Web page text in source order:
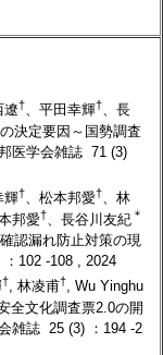
遼†、平田幸輝†、長
決定要因～国勢調査
医学会雑誌 71 (3)
輝†、松本邦愛†、林
邦愛† 、長谷川友紀 ＊
認漏れ防止対策の現
102 -108 , 2024
†, 林凌甫†, Wu Yinghu
全文化調査票2.0の開
雑誌 25 (3) ：194 -2